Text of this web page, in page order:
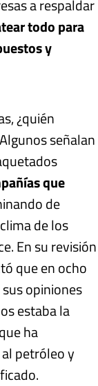
a respaldar
todo para
y
¿quién
señalan
que
de
de los
En su revisión
que en ocho
opiniones
estaba la
ha
petróleo y